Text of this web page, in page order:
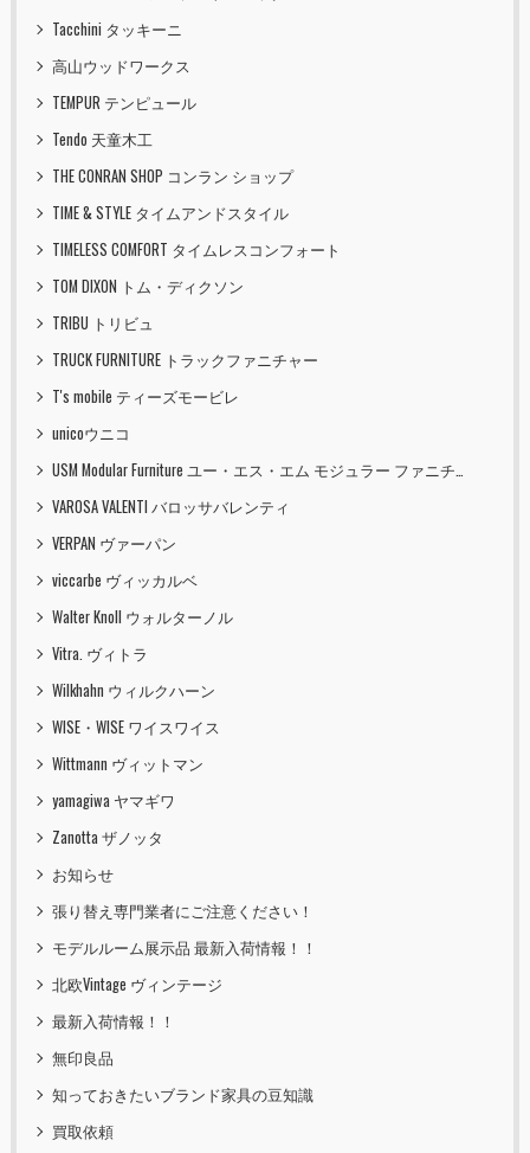
Tacchini タッキーニ
高山ウッドワークス
TEMPUR テンピュール
Tendo 天童木工
THE CONRAN SHOP コンラン ショップ
TIME & STYLE タイムアンドスタイル
TIMELESS COMFORT タイムレスコンフォート
TOM DIXON トム・ディクソン
TRIBU トリビュ
TRUCK FURNITURE トラックファニチャー
T's mobile ティーズモービレ
unicoウニコ
USM Modular Furniture ユー・エス・エム モジュラー ファニチャー
VAROSA VALENTI バロッサバレンティ
VERPAN ヴァーパン
viccarbe ヴィッカルベ
Walter Knoll ウォルターノル
Vitra. ヴィトラ
Wilkhahn ウィルクハーン
WISE・WISE ワイスワイス
Wittmann ヴィットマン
yamagiwa ヤマギワ
Zanotta ザノッタ
お知らせ
張り替え専門業者にご注意ください！
モデルルーム展示品 最新入荷情報！！
北欧Vintage ヴィンテージ
最新入荷情報！！
無印良品
知っておきたいブランド家具の豆知識
買取依頼